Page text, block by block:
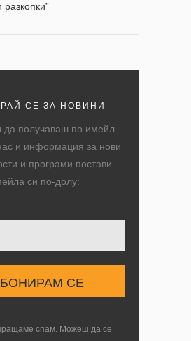
разкопки”
СЕ ЗА НОВИНИ
да получаваш по имейл
и информация за нови
и програми постави
си по-долу:
спам. Можеш да се